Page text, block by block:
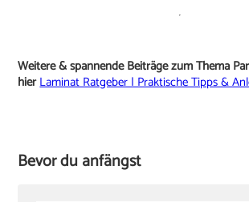
Weitere & spannende Beiträge zum Thema
hierLaminat Ratgeber | Praktische Tipps &
Bevor du anfängst